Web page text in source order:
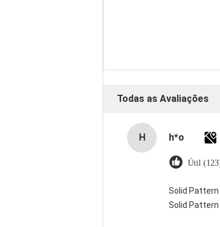
Todas as Avaliações
H h*o
Útil
Solid Pattern
Solid Pattern